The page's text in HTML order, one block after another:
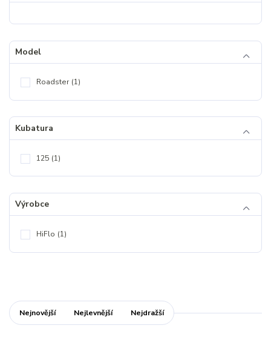
Model
Roadster (1)
Kubatura
125 (1)
Výrobce
HiFlo (1)
Nejnovější Nejlevnější Nejdražší